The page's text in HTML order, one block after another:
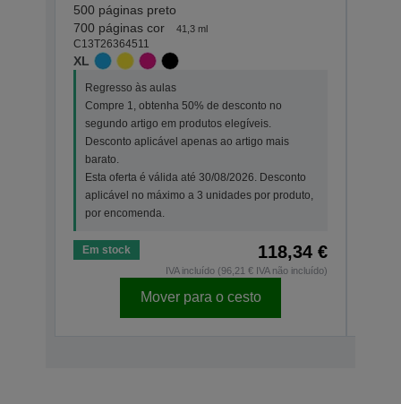
500 páginas preto
700 páginas cor
41,3 ml
C13T26364511
XL
Regresso às aulas
Compre 1, obtenha 50% de desconto no
segundo artigo em produtos elegíveis.
Desconto aplicável apenas ao artigo mais
barato.
Esta oferta é válida até 30/08/2026. Desconto
aplicável no máximo a 3 unidades por produto,
por encomenda.
Em stock 118,34 €
IVA incluído (96,21 € IVA não incluído)
Mover para o cesto